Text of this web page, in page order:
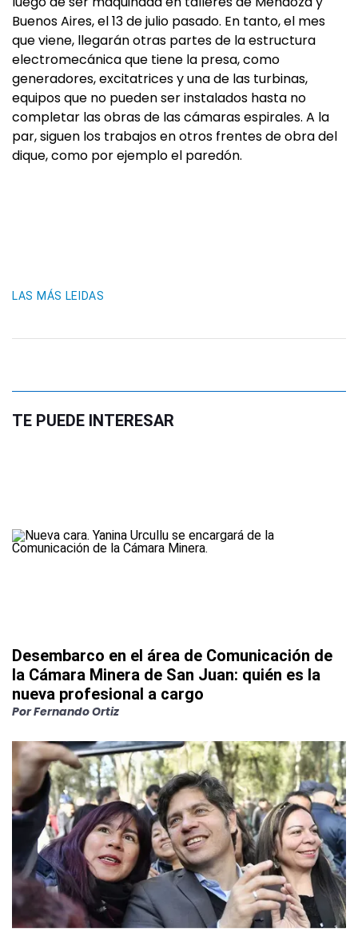
Buenos Aires, el 13 de julio pasado. En tanto, el mes
que viene, llegarán otras partes de la estructura
electromecánica que tiene la presa, como
generadores, excitatrices y una de las turbinas,
equipos que no pueden ser instalados hasta no
completar las obras de las cámaras espirales. A la
par, siguen los trabajos en otros frentes de obra del
dique, como por ejemplo el paredón.
LAS MÁS LEIDAS
TE PUEDE INTERESAR
Desembarco en el área de Comunicación de
la Cámara Minera de San Juan: quién es la
nueva profesional a cargo
PorFernando Ortiz